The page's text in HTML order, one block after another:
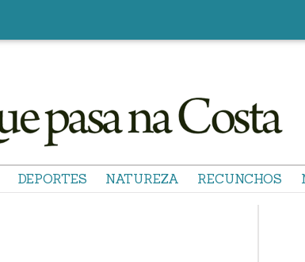
DEPORTES NATUREZA RECUNCHOS